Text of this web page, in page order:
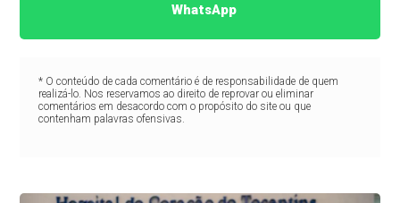
WhatsApp
* O conteúdo de cada comentário é de responsabilidade de quem
realizá-lo. Nos reservamos ao direito de reprovar ou eliminar
comentários em desacordo com o propósito do site ou que
contenham palavras ofensivas.